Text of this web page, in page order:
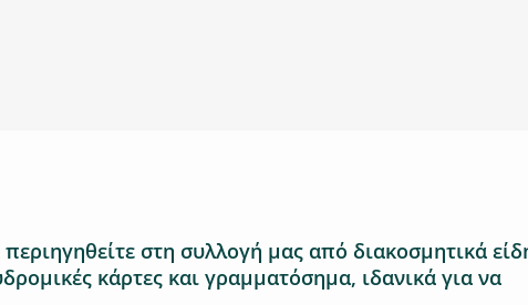
στη συλλογή μας από διακοσμητικά
κάρτες και γραμματόσημα, ιδανικά για να